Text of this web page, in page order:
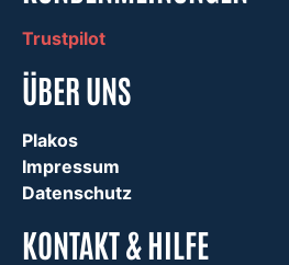
Trustpilot
ÜBER UNS
Plakos
Impressum
Datenschutz
KONTAKT & HILFE